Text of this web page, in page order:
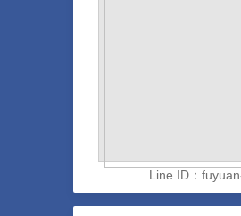
Line ID：